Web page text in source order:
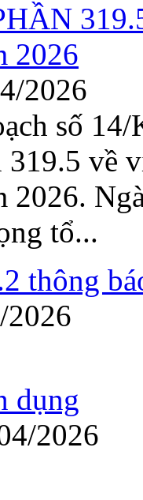
2026
2026
số
319.5 về
2026.
tổ...
thông
dụng
2026